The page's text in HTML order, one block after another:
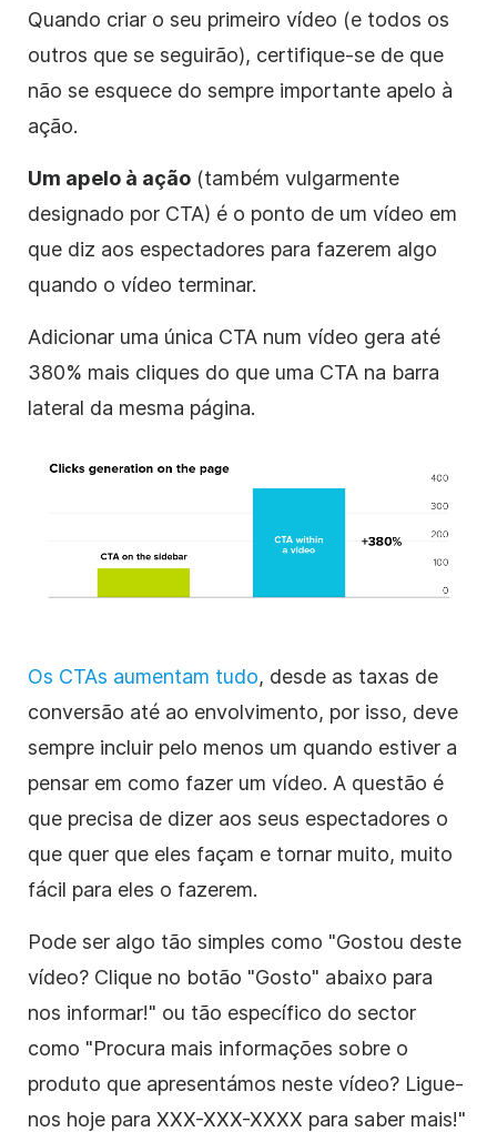
Quando criar o seu primeiro vídeo (e todos os
outros que se seguirão), certifique-se de que
não se esquece do sempre importante apelo à
ação.
Um apelo à ação (também vulgarmente
designado por CTA) é o ponto de um vídeo em
que diz aos espectadores para fazerem algo
quando o vídeo terminar.
Adicionar uma única CTA num vídeo gera até
380% mais cliques do que uma CTA na barra
lateral da mesma página.
Os CTAs aumentam tudo, desde as taxas de
conversão até ao envolvimento, por isso, deve
sempre incluir pelo menos um quando estiver a
pensar em como fazer um vídeo. A questão é
que precisa de dizer aos seus espectadores o
que quer que eles façam e tornar muito, muito
fácil para eles o fazerem.
Pode ser algo tão simples como "Gostou deste
vídeo? Clique no botão "Gosto" abaixo para
nos informar!" ou tão específico do sector
como "Procura mais informações sobre o
produto que apresentámos neste vídeo? Ligue-
nos hoje para XXX-XXX-XXXX para saber mais!"